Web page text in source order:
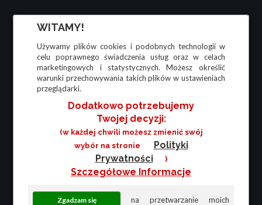
WITAMY!
Używamy plików cookies i podobnych technologii w
celu poprawnego świadczenia usług oraz w celach
marketingowych i statystycznych. Możesz określić
warunki przechowywania takich plików w ustawieniach
przeglądarki.
Dodatkowo potrzebujemy
Twojej decyzji:
(w każdej chwili możesz zmienić swój
wybór na stronie
Polityki
Prywatności
)
Szczegółowe Informacje
na przetwarzanie moich